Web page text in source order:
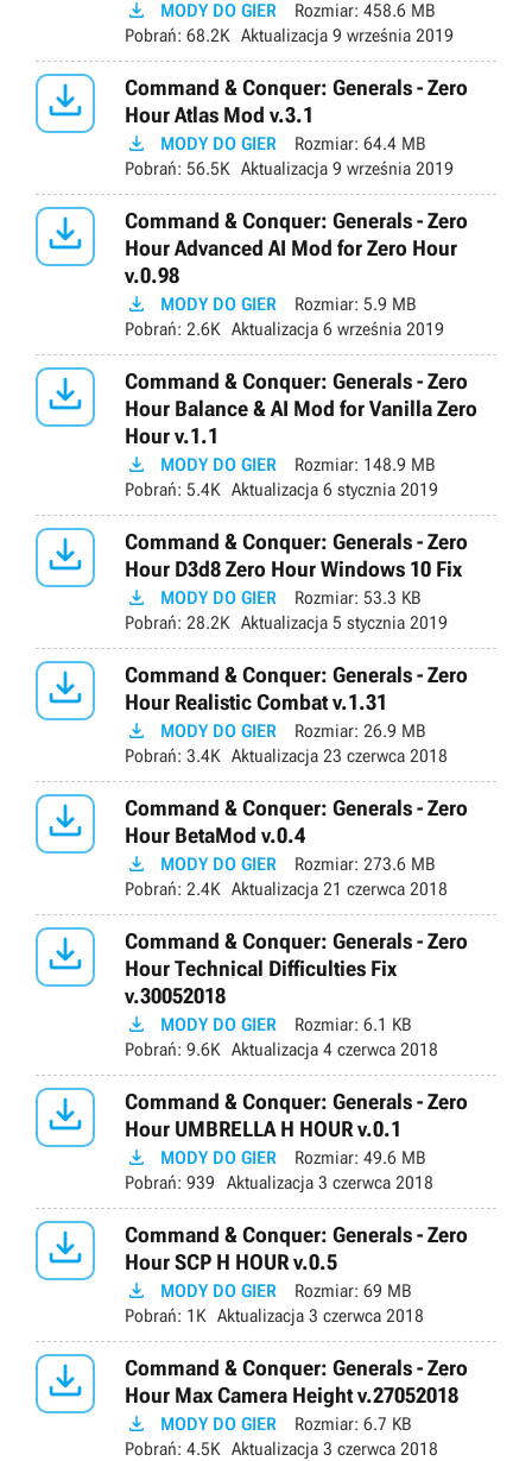
 MODY DO GIER Rozmiar: 458.6 MB
Pobrań: 68.2K Aktualizacja 9 września 2019

Command & Conquer: Generals - Zero
Hour Atlas Mod v.3.1
 MODY DO GIER Rozmiar: 64.4 MB
Pobrań: 56.5K Aktualizacja 9 września 2019

Command & Conquer: Generals - Zero
Hour Advanced AI Mod for Zero Hour
v.0.98
 MODY DO GIER Rozmiar: 5.9 MB
Pobrań: 2.6K Aktualizacja 6 września 2019

Command & Conquer: Generals - Zero
Hour Balance & AI Mod for Vanilla Zero
Hour v.1.1
 MODY DO GIER Rozmiar: 148.9 MB
Pobrań: 5.4K Aktualizacja 6 stycznia 2019

Command & Conquer: Generals - Zero
Hour D3d8 Zero Hour Windows 10 Fix
 MODY DO GIER Rozmiar: 53.3 KB
Pobrań: 28.2K Aktualizacja 5 stycznia 2019

Command & Conquer: Generals - Zero
Hour Realistic Combat v.1.31
 MODY DO GIER Rozmiar: 26.9 MB
Pobrań: 3.4K Aktualizacja 23 czerwca 2018

Command & Conquer: Generals - Zero
Hour BetaMod v.0.4
 MODY DO GIER Rozmiar: 273.6 MB
Pobrań: 2.4K Aktualizacja 21 czerwca 2018

Command & Conquer: Generals - Zero
Hour Technical Difficulties Fix
v.30052018
 MODY DO GIER Rozmiar: 6.1 KB
Pobrań: 9.6K Aktualizacja 4 czerwca 2018

Command & Conquer: Generals - Zero
Hour UMBRELLA H HOUR v.0.1
 MODY DO GIER Rozmiar: 49.6 MB
Pobrań: 939 Aktualizacja 3 czerwca 2018

Command & Conquer: Generals - Zero
Hour SCP H HOUR v.0.5
 MODY DO GIER Rozmiar: 69 MB
Pobrań: 1K Aktualizacja 3 czerwca 2018

Command & Conquer: Generals - Zero
Hour Max Camera Height v.27052018
 MODY DO GIER Rozmiar: 6.7 KB
Pobrań: 4.5K Aktualizacja 3 czerwca 2018